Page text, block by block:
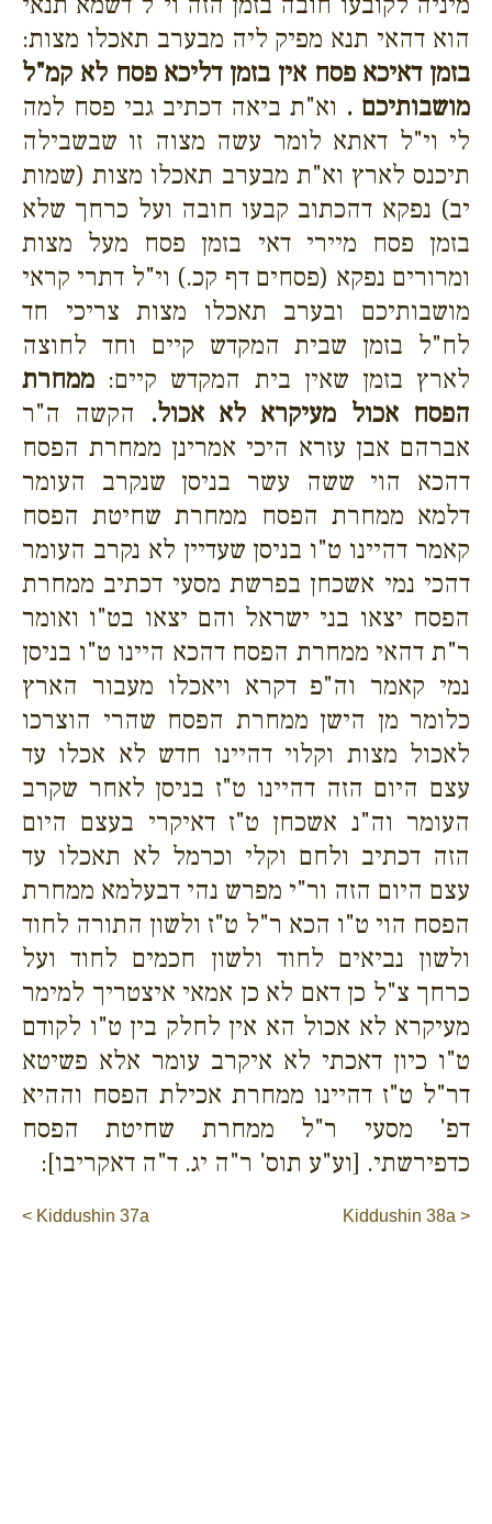
הוא דהאי תנא מפיק ליה מבערב תאכלו מצות:
בזמן דאיכא פסח אין בזמן דליכא פסח לא קמ"ל
מושבותיכם . וא"ת ביאה דכתיב גבי פסח למה
לי וי"ל דאתא לומר עשה מצוה זו שבשבילה
תיכנס לארץ וא"ת מבערב תאכלו מצות (שמות
יב) נפקא דהכתוב קבעו חובה ועל כרחך שלא
בזמן פסח מיירי דאי בזמן פסח מעל מצות
ומרורים נפקא (פסחים דף קכ.) וי"ל דתרי קראי
מושבותיכם ובערב תאכלו מצות צריכי חד
לח"ל בזמן שבית המקדש קיים וחד לחוצה
לארץ בזמן שאין בית המקדש קיים: ממחרת
הפסח אכול מעיקרא לא אכול. הקשה ה"ר
אברהם אבן עזרא היכי אמרינן ממחרת הפסח
דהכא הוי ששה עשר בניסן שנקרב העומר
דלמא ממחרת הפסח ממחרת שחיטת הפסח
קאמר דהיינו ט"ו בניסן שעדיין לא נקרב העומר
דהכי נמי אשכחן בפרשת מסעי דכתיב ממחרת
הפסח יצאו בני ישראל והם יצאו בט"ו ואומר
ר"ת דהאי ממחרת הפסח דהכא היינו ט"ו בניסן
נמי קאמר וה"פ דקרא ויאכלו מעבור הארץ
כלומר מן הישן ממחרת הפסח שהרי הוצרכו
לאכול מצות וקלוי דהיינו חדש לא אכלו עד
עצם היום הזה דהיינו ט"ז בניסן לאחר שקרב
העומר וה"נ אשכחן ט"ז דאיקרי בעצם היום
הזה דכתיב ולחם וקלי וכרמל לא תאכלו עד
עצם היום הזה ור"י מפרש נהי דבעלמא ממחרת
הפסח הוי ט"ו הכא ר"ל ט"ז ולשון התורה לחוד
ולשון נביאים לחוד ולשון חכמים לחוד ועל
כרחך צ"ל כן דאם לא כן אמאי איצטריך למימר
מעיקרא לא אכול הא אין לחלק בין ט"ו לקודם
ט"ו כיון דאכתי לא איקרב עומר אלא פשיטא
דר"ל ט"ז דהיינו ממחרת אכילת הפסח וההיא
דפ' מסעי ר"ל ממחרת שחיטת הפסח
כדפירשתי. [וע"ע תוס' ר"ה יג. ד"ה דאקריבו]:
< Kiddushin 37a Kiddushin 38a >